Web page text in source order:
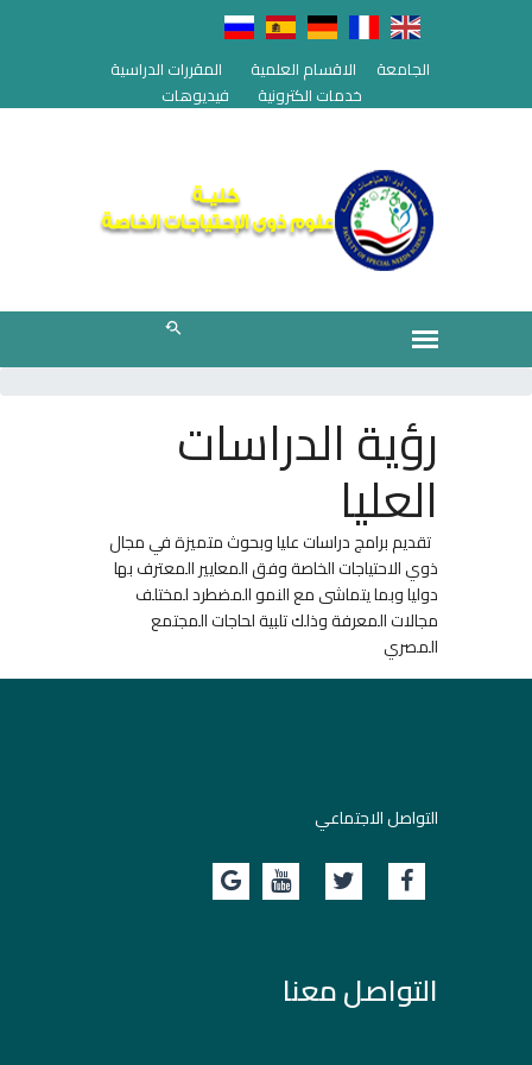
الجامعة الاقسام العلمية
المقررات الدراسية
خدمات الكترونية
فيديوهات
رؤية الدراسات
العليا
تقديم برامج دراسات عليا وبحوث متميزة في مجال
ذوي الاحتياجات الخاصة وفق المعايير المعترف بها
دوليا وبما يتماشى مع النمو المضطرد لمختلف
مجالات المعرفة وذلك تلبية لحاجات المجتمع
المصري
التواصل الاجتماعي
التواصل معنا